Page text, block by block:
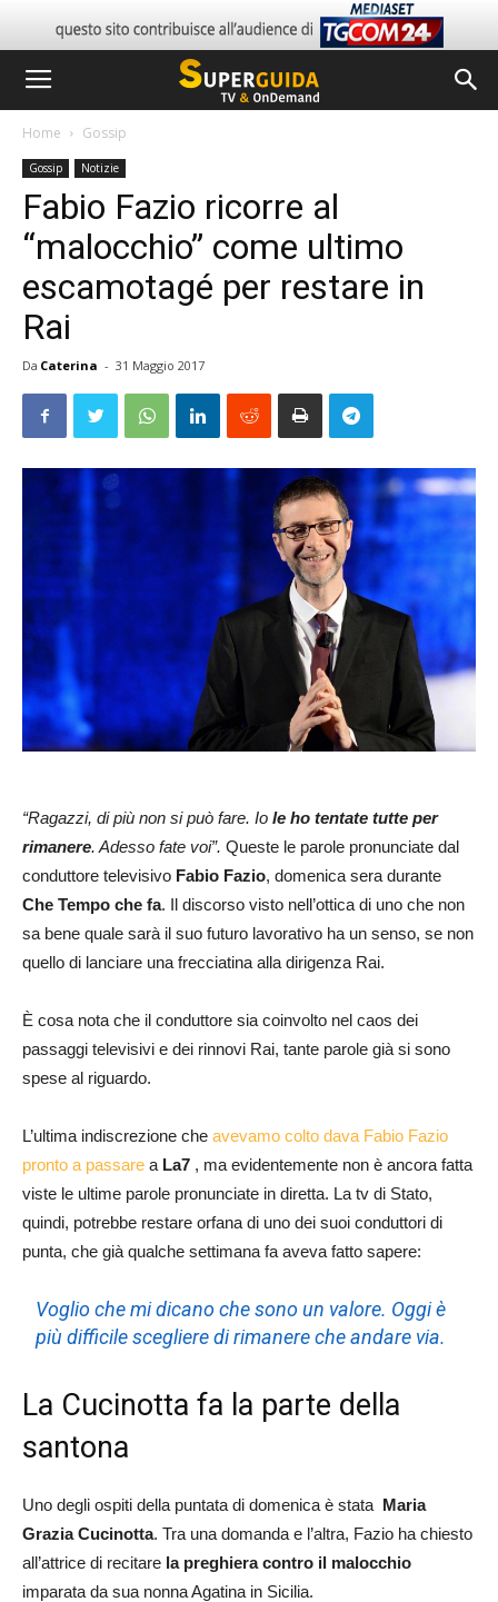
Home Gossip
Gossip Notizie
Fabio Fazio ricorre al
“malocchio” come ultimo
escamotagé per restare in
Rai
Da Caterina - 31 Maggio 2017
“Ragazzi, di più non si può fare. Io le ho tentate tutte per
rimanere. Adesso fate voi”. Queste le parole pronunciate dal
conduttore televisivo Fabio Fazio, domenica sera durante
Che Tempo che fa. Il discorso visto nell’ottica di uno che non
sa bene quale sarà il suo futuro lavorativo ha un senso, se non
quello di lanciare una frecciatina alla dirigenza Rai.
È cosa nota che il conduttore sia coinvolto nel caos dei
passaggi televisivi e dei rinnovi Rai, tante parole già si sono
spese al riguardo.
L’ultima indiscrezione che avevamo colto dava Fabio Fazio
pronto a passare a La7 , ma evidentemente non è ancora fatta
viste le ultime parole pronunciate in diretta. La tv di Stato,
quindi, potrebbe restare orfana di uno dei suoi conduttori di
punta, che già qualche settimana fa aveva fatto sapere:
Voglio che mi dicano che sono un valore. Oggi è
più difficile scegliere di rimanere che andare via.
La Cucinotta fa la parte della
santona
Uno degli ospiti della puntata di domenica è stata Maria
Grazia Cucinotta. Tra una domanda e l’altra, Fazio ha chiesto
all’attrice di recitare la preghiera contro il malocchio
imparata da sua nonna Agatina in Sicilia.